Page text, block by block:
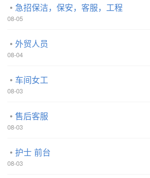
急招保洁，保安，客服，工程
08-05
外贸人员
08-04
车间女工
08-03
售后客服
08-03
护士 前台
08-03